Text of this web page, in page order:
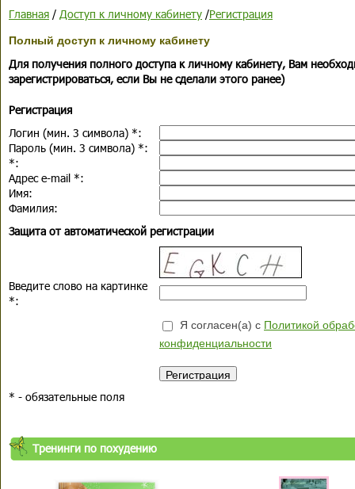
Главная / Доступ к личному кабинету /Регистрация
Полный доступ к личному кабинету
Для получения полного доступа к личному кабинету, Вам
зарегистрироваться, если Вы не сделали этого ранее)
Регистрация
Логин (мин. 3 символа) *:
Пароль (мин. 3 символа) *:
*:
Адрес e-mail *:
Имя:
Фамилия:
Защита от автоматической регистрации
Введите слово на картинке
*:
Я согласен(а) с Политикой
конфиденциальности
* - обязательные поля
Тренинги по похудению